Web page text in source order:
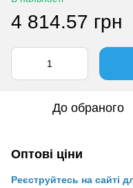
4 814.57 грн
До обраного
Оптові ціни
Реєструйтесь на сайті